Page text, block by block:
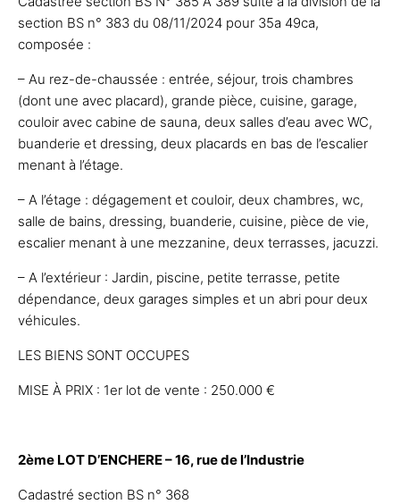
section BS n° 383 du 08/11/2024 pour 35a 49ca,
composée :
– Au rez-de-chaussée : entrée, séjour, trois chambres
(dont une avec placard), grande pièce, cuisine, garage,
couloir avec cabine de sauna, deux salles d’eau avec WC,
buanderie et dressing, deux placards en bas de l’escalier
menant à l’étage.
– A l’étage : dégagement et couloir, deux chambres, wc,
salle de bains, dressing, buanderie, cuisine, pièce de vie,
escalier menant à une mezzanine, deux terrasses, jacuzzi.
– A l’extérieur : Jardin, piscine, petite terrasse, petite
dépendance, deux garages simples et un abri pour deux
véhicules.
LES BIENS SONT OCCUPES
MISE À PRIX : 1er lot de vente : 250.000 €
2ème LOT D’ENCHERE – 16, rue de l’Industrie
Cadastré section BS n° 368